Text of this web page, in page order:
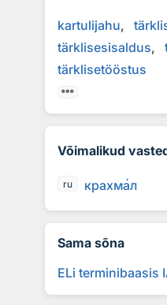
kartulijahu
tärklisesisaldus
tärklisetööstus
Võimalikud
ru крахмал
Sama sõna
ELi terminibaasis